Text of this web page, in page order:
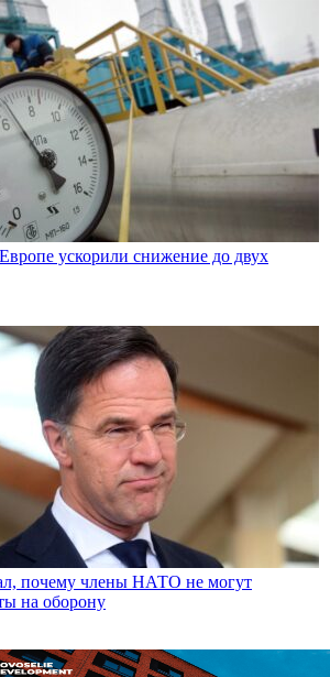
ускорили снижение до двух
почему члены НАТО не могут
на оборону